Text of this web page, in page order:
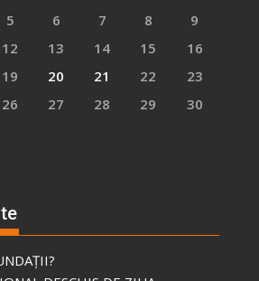
5 6 7 8
9
12 13 14 15
16
19 20 21 22
23
26 27 28 29 30